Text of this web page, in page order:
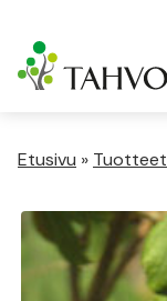
Etusivu » Tuotteet